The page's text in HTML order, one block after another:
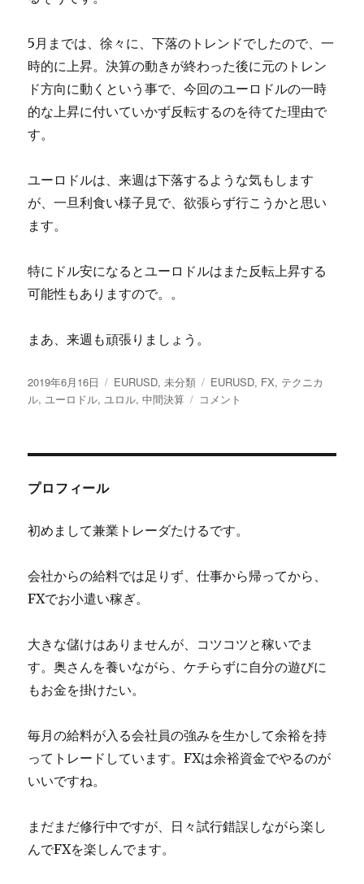
5月までは、徐々に、下落のトレンドでしたので、一
時的に上昇。決算の動きが終わった後に元のトレン
ド方向に動くという事で、今回のユーロドルの一時
的な上昇に付いていかず反転するのを待てた理由で
す。
ユーロドルは、来週は下落するような気もします
が、一旦利食い様子見で、欲張らず行こうかと思い
ます。
特にドル安になるとユーロドルはまた反転上昇する
可能性もありますので。。
まあ、来週も頑張りましょう。
投
稿
2019年6月16日
カ
テ
ー
EURUSD,未分類
タ
グ
EURUSD, FX, テクニカ
ル,ユーロドル,ユロル,中間決算
ユ
ド
来
の
展
コメント
プロフィール
初めまして兼業トレーダたけるです。
会社からの給料では足りず、仕事から帰ってから、
FXでお小遣い稼ぎ。
大きな儲けはありませんが、コツコツと稼いでま
す。奥さんを養いながら、ケチらずに自分の遊びに
もお金を掛けたい。
毎月の給料が入る会社員の強みを生かして余裕を持
ってトレードしています。FXは余裕資金でやるのが
いいですね。
まだまだ修行中ですが、日々試行錯誤しながら楽し
んでFXを楽しんでます。